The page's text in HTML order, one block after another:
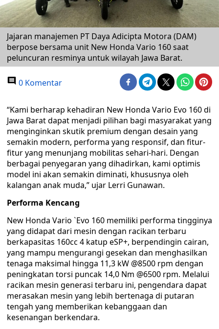
Jajaran manajemen PT Daya Adicipta Motora (DAM)
berpose bersama unit New Honda Vario 160 saat
peluncuran resminya untuk wilayah Jawa Barat.
0 Komentar
“Kami berharap kehadiran New Honda Vario Evo 160 di
Jawa Barat dapat menjadi pilihan bagi masyarakat yang
menginginkan skutik premium dengan desain yang
semakin modern, performa yang responsif, dan fitur-
fitur yang menunjang mobilitas sehari-hari. Dengan
berbagai penyegaran yang dihadirkan, kami optimis
model ini akan semakin diminati, khususnya oleh
kalangan anak muda,” ujar Lerri Gunawan.
Performa Kencang
New Honda Vario `Evo 160 memiliki performa tingginya
yang didapat dari mesin dengan racikan terbaru
berkapasitas 160cc 4 katup eSP+, berpendingin cairan,
yang mampu mengurangi gesekan dan menghasilkan
tenaga maksimal hingga 11,3 kW @8500 rpm dengan
peningkatan torsi puncak 14,0 Nm @6500 rpm. Melalui
racikan mesin generasi terbaru ini, pengendara dapat
merasakan mesin yang lebih bertenaga di putaran
tengah yang memberikan kebanggaan dan
kesenangan berkendara.